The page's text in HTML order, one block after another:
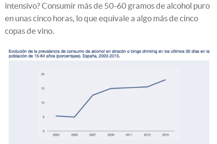
intensivo? Consumir más de 50-60 gramos de alcohol puro
en unas cinco horas, lo que equivale a algo más de cinco
copas de vino.